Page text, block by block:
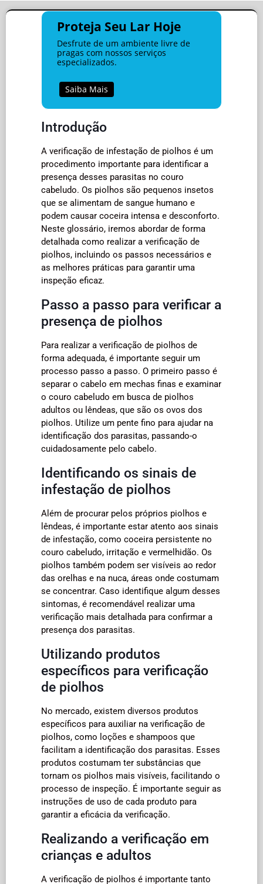
Proteja Seu Lar Hoje
Desfrute de um ambiente livre de
pragas com nossos serviços
especializados.
Saiba Mais
Introdução
A verificação de infestação de piolhos é um
procedimento importante para identificar a
presença desses parasitas no couro
cabeludo. Os piolhos são pequenos insetos
que se alimentam de sangue humano e
podem causar coceira intensa e desconforto.
Neste glossário, iremos abordar de forma
detalhada como realizar a verificação de
piolhos, incluindo os passos necessários e
as melhores práticas para garantir uma
inspeção eficaz.
Passo a passo para verificar a
presença de piolhos
Para realizar a verificação de piolhos de
forma adequada, é importante seguir um
processo passo a passo. O primeiro passo é
separar o cabelo em mechas finas e examinar
o couro cabeludo em busca de piolhos
adultos ou lêndeas, que são os ovos dos
piolhos. Utilize um pente fino para ajudar na
identificação dos parasitas, passando-o
cuidadosamente pelo cabelo.
Identificando os sinais de
infestação de piolhos
Além de procurar pelos próprios piolhos e
lêndeas, é importante estar atento aos sinais
de infestação, como coceira persistente no
couro cabeludo, irritação e vermelhidão. Os
piolhos também podem ser visíveis ao redor
das orelhas e na nuca, áreas onde costumam
se concentrar. Caso identifique algum desses
sintomas, é recomendável realizar uma
verificação mais detalhada para confirmar a
presença dos parasitas.
Utilizando produtos
específicos para verificação
de piolhos
No mercado, existem diversos produtos
específicos para auxiliar na verificação de
piolhos, como loções e shampoos que
facilitam a identificação dos parasitas. Esses
produtos costumam ter substâncias que
tornam os piolhos mais visíveis, facilitando o
processo de inspeção. É importante seguir as
instruções de uso de cada produto para
garantir a eficácia da verificação.
Realizando a verificação em
crianças e adultos
A verificação de piolhos é importante tanto